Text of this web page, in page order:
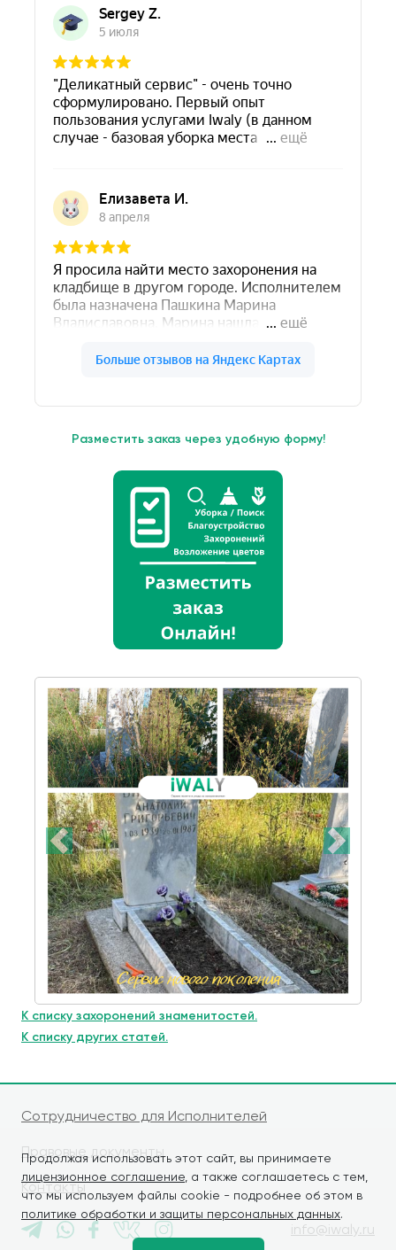
Продолжая использовать этот сайт, вы принимаете
лицензионное соглашение , а также соглашаетесь с тем,
что мы используем файлы cookie - подробнее об этом в
политике обработки и защиты персональных данных.
Разместить заказ через удобную форму!
К списку захоронений знаменитостей.
К списку других статей.
Сотрудничество для Исполнителей
Правовые документы
Контакты
info@iwaly.ru